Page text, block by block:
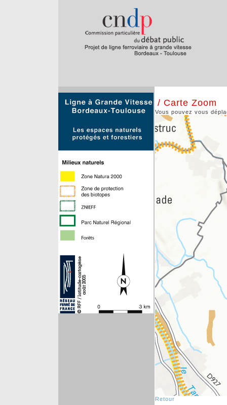
/ Carte Zoom
Vous pouvez vous
Retour